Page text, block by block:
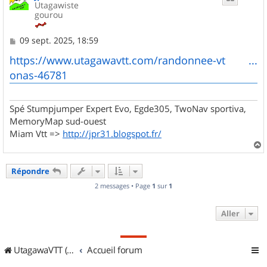
Utagawiste
gourou
M
s
s
a
g
09 sept. 2025, 18:59
https://www.utagawavtt.com/randonnee-vt ...
onas-46781
Spé Stumpjumper Expert Evo, Egde305, TwoNav sportiva,
MemoryMap sud-ouest
Miam Vtt => http://jpr31.blogspot.fr/
a
Répondre
2 messages • Page 1 sur 1
Aller
UtagawaVTT (Randos VTT et VTTAE avec traces GPS) Accueil forum